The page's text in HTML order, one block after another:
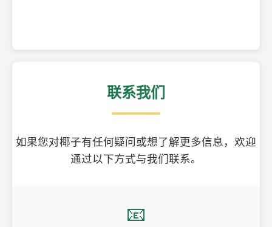
联系我们
如果您对椰子有任何疑问或想了解更多信息，欢迎
通过以下方式与我们联系。
📧